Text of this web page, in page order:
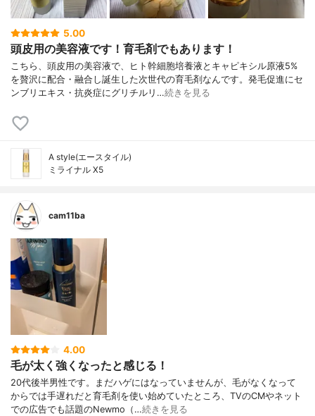
5.00
頭皮用の美容液です！育毛剤でもあります！
こちら、頭皮用の美容液で、ヒト幹細胞培養液とキャピキシル原液5%
を贅沢に配合・融合し誕生した次世代の育毛剤なんです。発毛促進にセ
ンブリエキス・抗炎症にグリチルリ…続きを見る
A style(エースタイル)
ミライナル X5
cam11ba
4.00
毛が太く強くなったと感じる！
20代後半男性です。まだハゲにはなっていませんが、毛がなくなって
からでは手遅れだと育毛剤を使い始めていたところ、TVのCMやネット
での広告でも話題のNewmo（…続きを見る